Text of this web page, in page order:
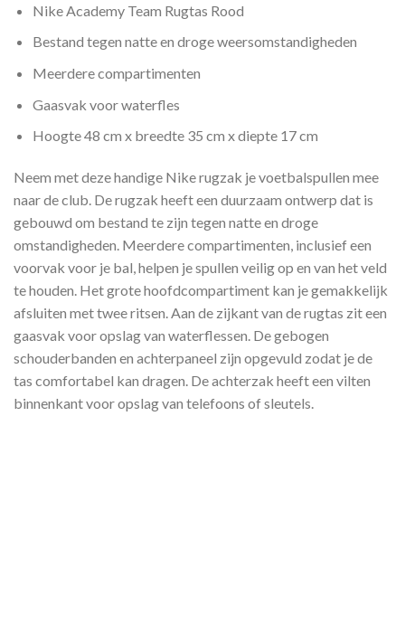
Nike Academy Team Rugtas Rood
Bestand tegen natte en droge weersomstandigheden
Meerdere compartimenten
Gaasvak voor waterfles
Hoogte 48 cm x breedte 35 cm x diepte 17 cm
Neem met deze handige Nike rugzak je voetbalspullen mee
naar de club. De rugzak heeft een duurzaam ontwerp dat is
gebouwd om bestand te zijn tegen natte en droge
omstandigheden. Meerdere compartimenten, inclusief een
voorvak voor je bal, helpen je spullen veilig op en van het veld
te houden. Het grote hoofdcompartiment kan je gemakkelijk
afsluiten met twee ritsen. Aan de zijkant van de rugtas zit een
gaasvak voor opslag van waterflessen. De gebogen
schouderbanden en achterpaneel zijn opgevuld zodat je de
tas comfortabel kan dragen. De achterzak heeft een vilten
binnenkant voor opslag van telefoons of sleutels.